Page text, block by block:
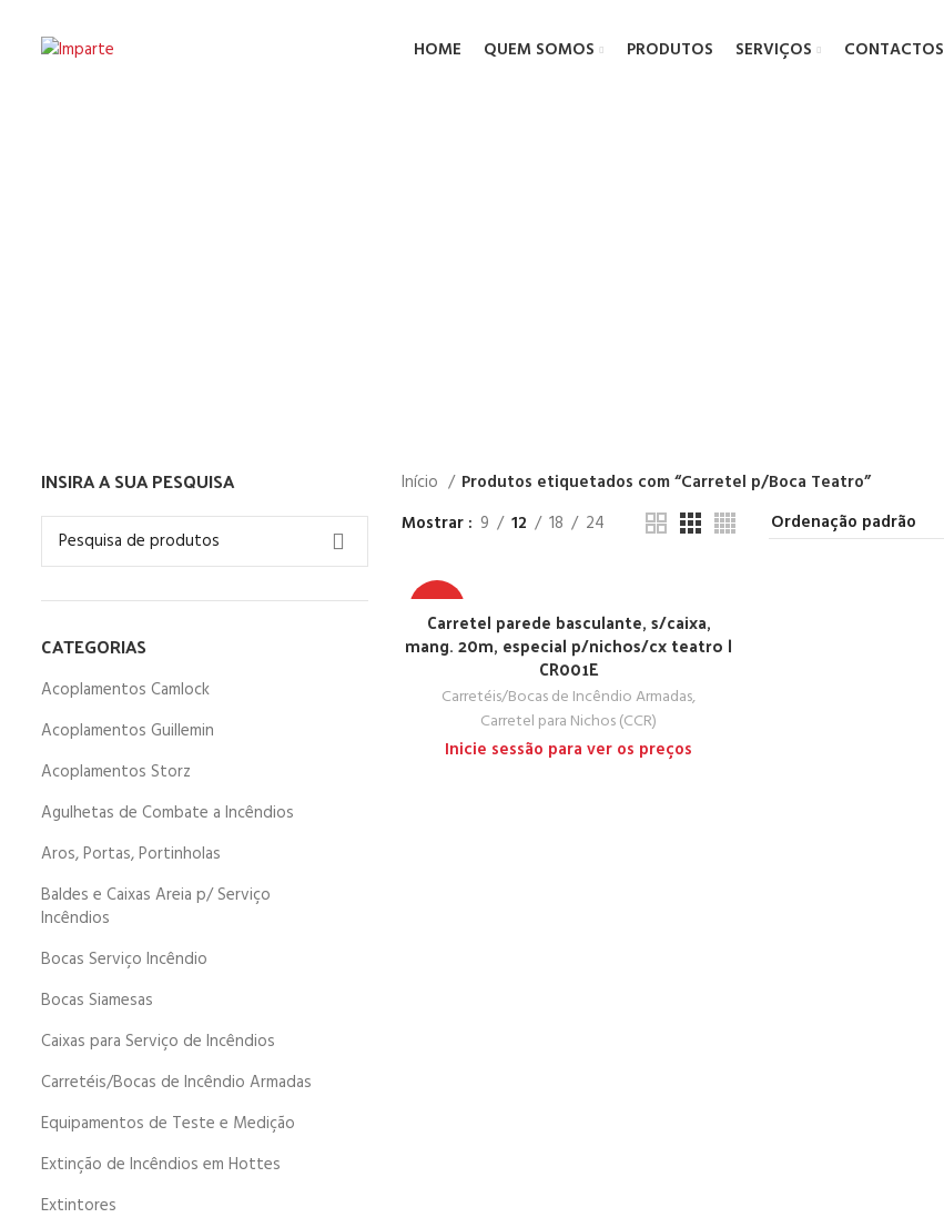
HOME QUEM SOMOS PRODUTOS SERVIÇOS CONTACTOS
INSIRA A SUA PESQUISA
CATEGORIAS
Acoplamentos Camlock
Acoplamentos Guillemin
Acoplamentos Storz
Agulhetas de Combate a Incêndios
Aros, Portas, Portinholas
Baldes e Caixas Areia p/ Serviço
Incêndios
Bocas Serviço Incêndio
Bocas Siamesas
Caixas para Serviço de Incêndios
Carretéis/Bocas de Incêndio Armadas
Equipamentos de Teste e Medição
Extinção de Incêndios em Hottes
Extintores
Início
Produtos etiquetados com “Carretel p/Boca Teatro”
Mostrar
9 12 18 24
TOP
Carretel parede basculante, s/caixa,
mang. 20m, especial p/nichos/cx teatro |
CR001E
Carretéis/Bocas de Incêndio Armadas,
Carretel para Nichos (CCR)
Inicie sessão para ver os preços